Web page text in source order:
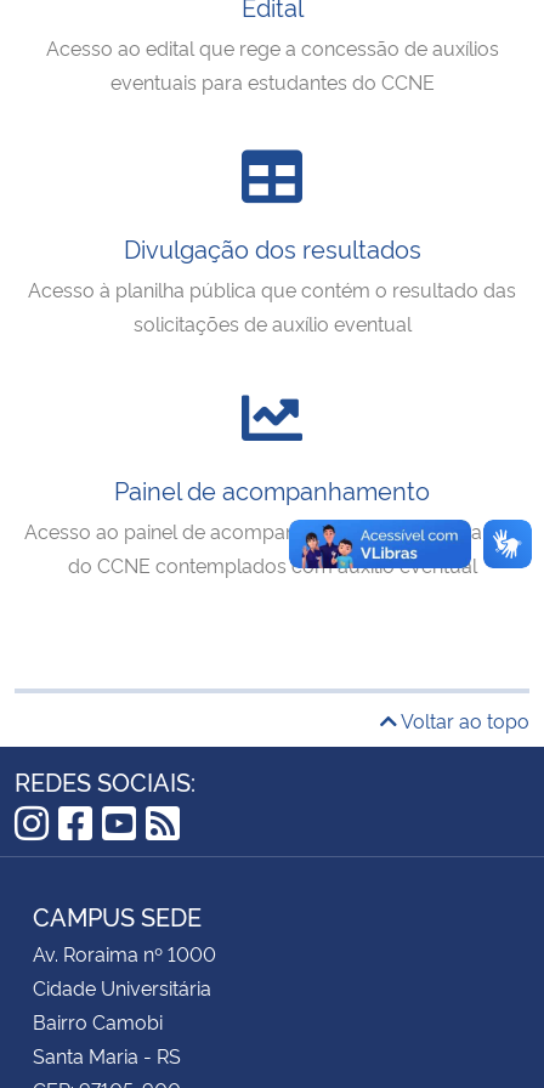
Ministério da Saúde
Ministério do Desenvolvimento Regional
Ministério da Mulher, da Família e dos Direitos Humanos
Advocacia-Geral da União
Banco Central do Brasil
Planalto
Acesso ao edital que rege a concessão de auxílios
eventuais para estudantes do CCNE
Divulgação dos resultados
Acesso à planilha pública que contém o resultado das
solicitações de auxílio eventual
Painel de acompanhamento
Acesso ao painel de acompanhamento dos estudantes
do CCNE contemplados com auxílio eventual
Voltar ao topo
REDES SOCIAIS:
Instagram
Facebook
YouTube
RSS
CAMPUS SEDE
Av. Roraima nº 1000
Cidade Universitária
Bairro Camobi
Santa Maria - RS